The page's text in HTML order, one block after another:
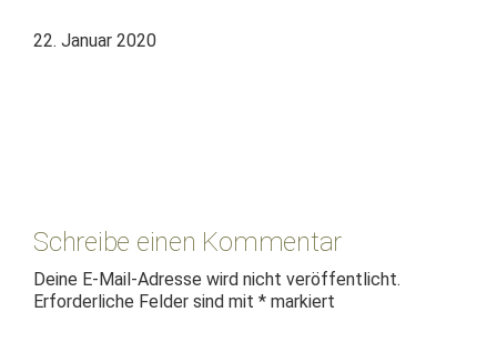
22. Januar 2020
Interaktionen
Schreibe einen Kommentar
Deine E-Mail-Adresse wird nicht veröffentlicht.
Erforderliche Felder sind mit * markiert